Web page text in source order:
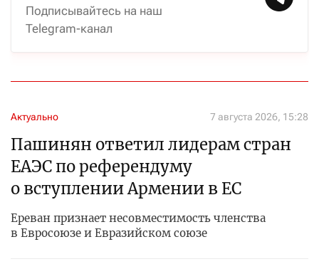
Подписывайтесь на наш
Telegram-канал
Актуально 7 августа 2026, 15:28
Пашинян ответил лидерам стран
ЕАЭС по референдуму
о вступлении Армении в ЕС
Ереван признает несовместимость членства
в Евросоюзе и Евразийском союзе